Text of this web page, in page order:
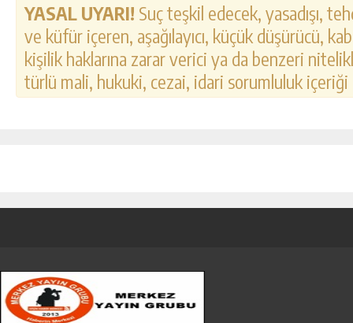
YASAL UYARI! Suç teşkil edecek, yasadışı,
ve küfür içeren, aşağılayıcı, küçük düşürücü,
kişilik haklarına zarar verici ya da benzeri
türlü mali, hukuki, cezai, idari sorumluluk